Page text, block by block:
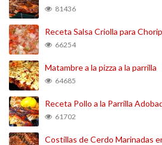
81436
Receta Salsa Criolla para
66254
Matambre a la pizza a la parrilla
64685
Receta Pollo a la Parrilla
61702
Costillas de Cerdo Marinadas